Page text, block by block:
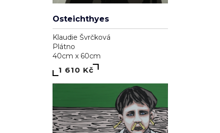
Osteichthyes
Klaudie Švrčková
Plátno
40cm x 60cm
1 610 Kč